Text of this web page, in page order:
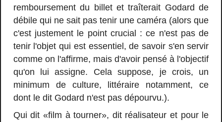
remboursement du billet et traîterait Godard de
débile qui ne sait pas tenir une caméra (alors que
c'est justement le point crucial : ce n'est pas de
tenir l'objet qui est essentiel, de savoir s'en servir
comme on l'affirme, mais d'avoir pensé à l'objectif
qu'on lui assigne. Cela suppose, je crois, un
minimum de culture, littéraire notamment, ce
dont le dit Godard n'est pas dépourvu.).
Qui dit «film à tourner», dit réalisateur et pour le